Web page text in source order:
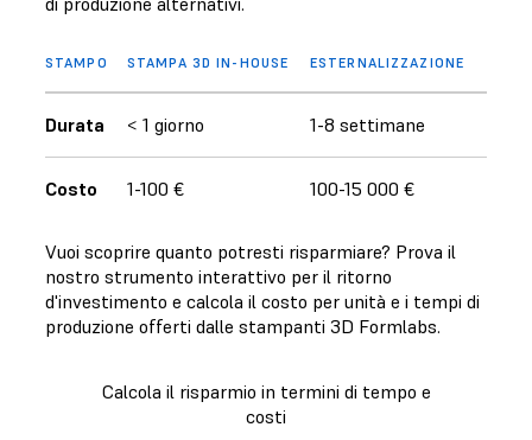
STAMPO STAMPA 3D IN-HOUSE ESTERNALIZZAZIONE
Durata < 1 giorno 1-8 settimane
Costo 1-100 € 100-15 000 €
Vuoi scoprire quanto potresti risparmiare? Prova il
nostro strumento interattivo per il ritorno
d'investimento e calcola il costo per unità e i tempi di
produzione offerti dalle stampanti 3D Formlabs.
Calcola il risparmio in termini di tempo e
costi